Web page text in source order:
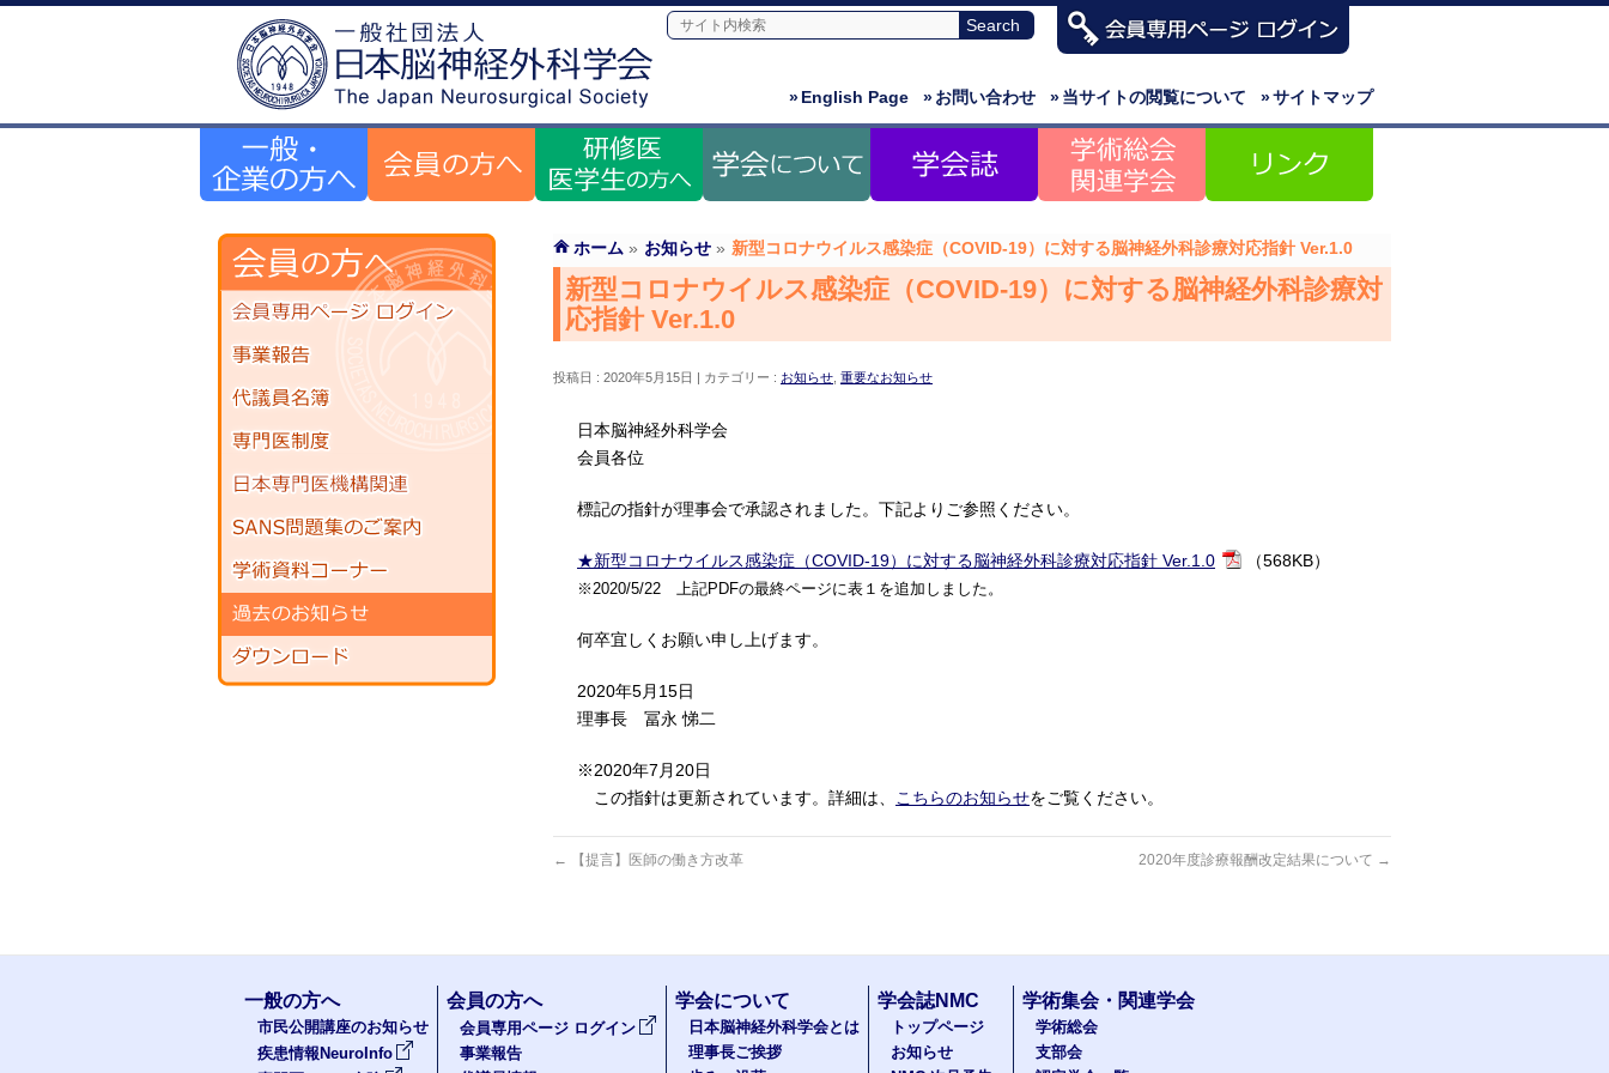
»サイトマップ
»当サイトの閲覧について
»お問い合わせ
»English Page
ホーム » お知らせ » 新型コロナウイルス感染症（COVID-19）に対する脳神経外科診療対応指針 Ver.1.0
新型コロナウイルス感染症（COVID-19）に対する脳神経外科診療対
応指針 Ver.1.0
投稿日 : 2020年5月15日 カテゴリー : お知らせ 重要なお知らせ
日本脳神経外科学会
会員各位
標記の指針が理事会で承認されました。下記よりご参照ください。
★新型コロナウイルス感染症（COVID-19）に対する脳神経外科診療対応指針 Ver.1.0 （568KB）
※2020/5/22 上記PDFの最終ページに表１を追加しました。
何卒宜しくお願い申し上げます。
2020年5月15日
理事長 冨永 悌二
※2020年7月20日
この指針は更新されています。詳細は、
こちらのお知らせをご覧ください。
← 【提言】医師の働き方改革 2020年度診療報酬改定結果について →
一般の方へ
市民公開講座のお知らせ
疾患情報NeuroInfo
会員の方へ
会員専用ページ ログイン
事業報告
学会について
日本脳神経外科学会とは
理事長ご挨拶
学会誌NMC
トップページ
お知らせ
学術集会・関連学会
学術総会
支部会